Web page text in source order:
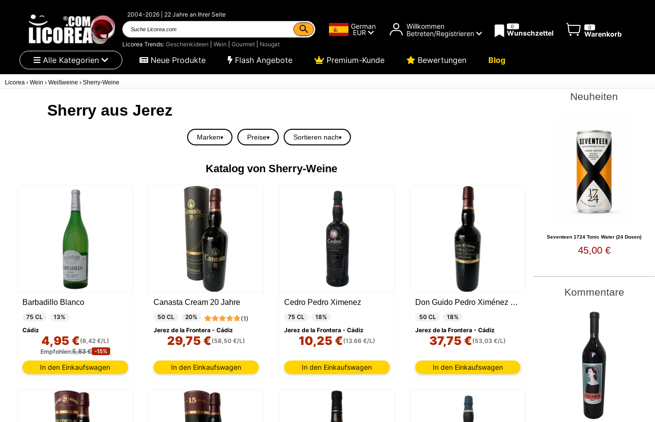
2004-2026 | 22 Jahre an Ihrer Seite
Suche
Licorea.com
Licorea Trends: Geschenkideen Wein Gourmet| Nougat
German
EUR
Willkommen
Betreten/Registrieren
0
Wunschzettel
0
Warenkorb
Alle Kategorien Neue Produkte Flash Angebote Premium-Kunde Bewertungen Blog
Licorea › Wein › Weißweine › Sherry-Weine
Sherry aus Jerez
Marken Preise Sortieren nach
Katalog von Sherry-Weine
Barbadillo Blanco
75 CL
13%
Cádiz
4,95 €(6,42 €/L)
Empfohlen:5,83 € -15%
In den Einkaufswagen
Canasta Cream 20 Jahre
50 CL 20% (1)
Jerez de la Frontera - Cádiz
29,75 €(58,50 €/L)
In den Einkaufswagen
Cedro Pedro Ximenez
75 CL
18%
Jerez de la Frontera - Cádiz
10,25 €(13.66 €/L)
In den Einkaufswagen
Don Guido Pedro Ximénez Solera Especial 20 Jahre
50 CL
18%
Jerez de la Frontera - Cádiz
37,75 €(53,03 €/L)
In den Einkaufswagen
Neuheiten
Seventeen 1724 Tonic Water (24 Dosen)
45,00 €
Kommentare